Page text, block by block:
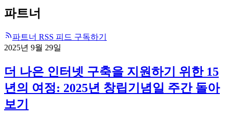
파트너
파트너 RSS 피드 구독하기
2025년 9월 29일
더 나은 인터넷 구축을 지원하기 위한 15
년의 여정: 2025년 창립기념일 주간 돌아
보기